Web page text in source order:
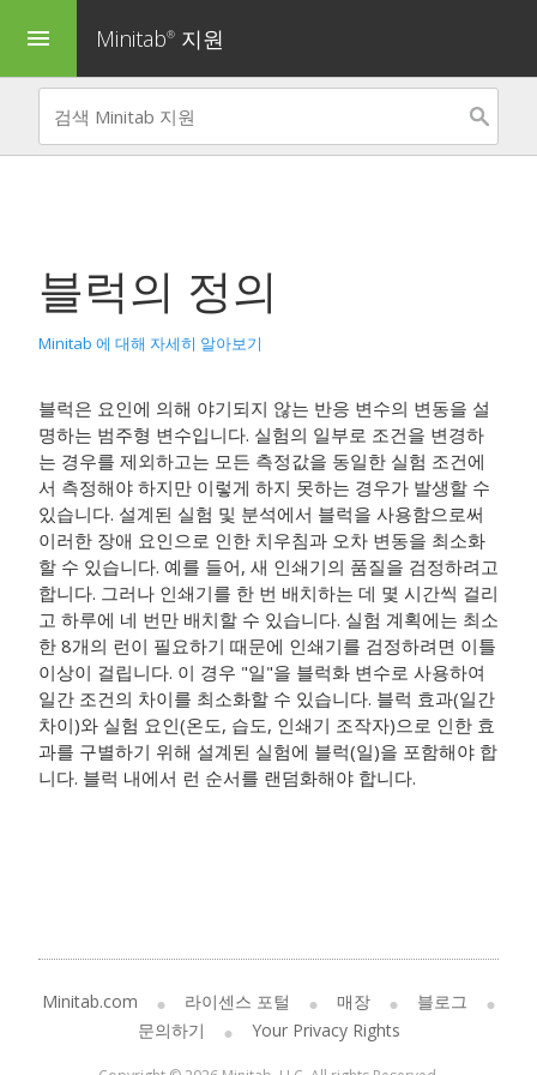
menu Minitab® 지원
블럭의 정의
Minitab 에 대해 자세히 알아보기
블럭은 요인에 의해 야기되지 않는 반응 변수의 변동을 설
명하는 범주형 변수입니다. 실험의 일부로 조건을 변경하
는 경우를 제외하고는 모든 측정값을 동일한 실험 조건에
서 측정해야 하지만 이렇게 하지 못하는 경우가 발생할 수
있습니다. 설계된 실험 및 분석에서 블럭을 사용함으로써
이러한 장애 요인으로 인한 치우침과 오차 변동을 최소화
할 수 있습니다. 예를 들어, 새 인쇄기의 품질을 검정하려고
합니다. 그러나 인쇄기를 한 번 배치하는 데 몇 시간씩 걸리
고 하루에 네 번만 배치할 수 있습니다. 실험 계획에는 최소
한 8개의 런이 필요하기 때문에 인쇄기를 검정하려면 이틀
이상이 걸립니다. 이 경우 "일"을 블럭화 변수로 사용하여
일간 조건의 차이를 최소화할 수 있습니다. 블럭 효과(일간
차이)와 실험 요인(온도, 습도, 인쇄기 조작자)으로 인한 효
과를 구별하기 위해 설계된 실험에 블럭(일)을 포함해야 합
니다. 블럭 내에서 런 순서를 랜덤화해야 합니다.
Minitab.com 라이센스 포털 매장
블로그
문의하기
Your Privacy Rights